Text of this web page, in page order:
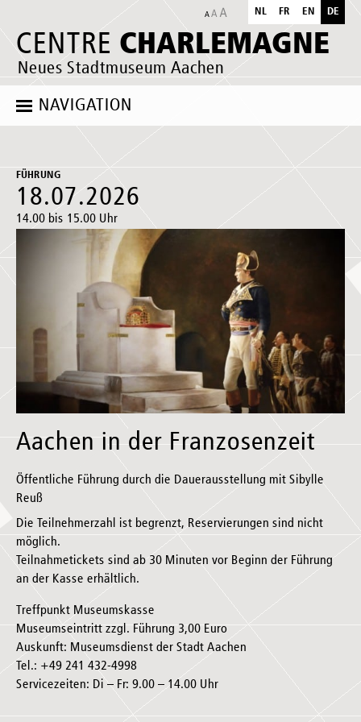
CENTRE CHARLEMAGNE
Neues Stadtmuseum Aachen
NL FR EN DE
NAVIGATION
FÜHRUNG
18.07.2026
14.00 bis 15.00 Uhr
Aachen in der Franzosenzeit
Öffentliche Führung durch die Dauerausstellung mit Sibylle
Reuß
Die Teilnehmerzahl ist begrenzt, Reservierungen sind nicht
möglich.
Teilnahmetickets sind ab 30 Minuten vor Beginn der Führung
an der Kasse erhältlich.
Treffpunkt Museumskasse
Museumseintritt zzgl. Führung 3,00 Euro
Auskunft: Museumsdienst der Stadt Aachen
Tel.: +49 241 432-4998
Servicezeiten: Di – Fr: 9.00 – 14.00 Uhr